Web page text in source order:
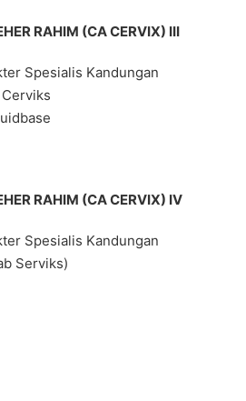
RAHIM (CA CERVIX) III
Spesialis Kandungan
RAHIM (CA CERVIX) IV
Spesialis Kandungan
Serviks)